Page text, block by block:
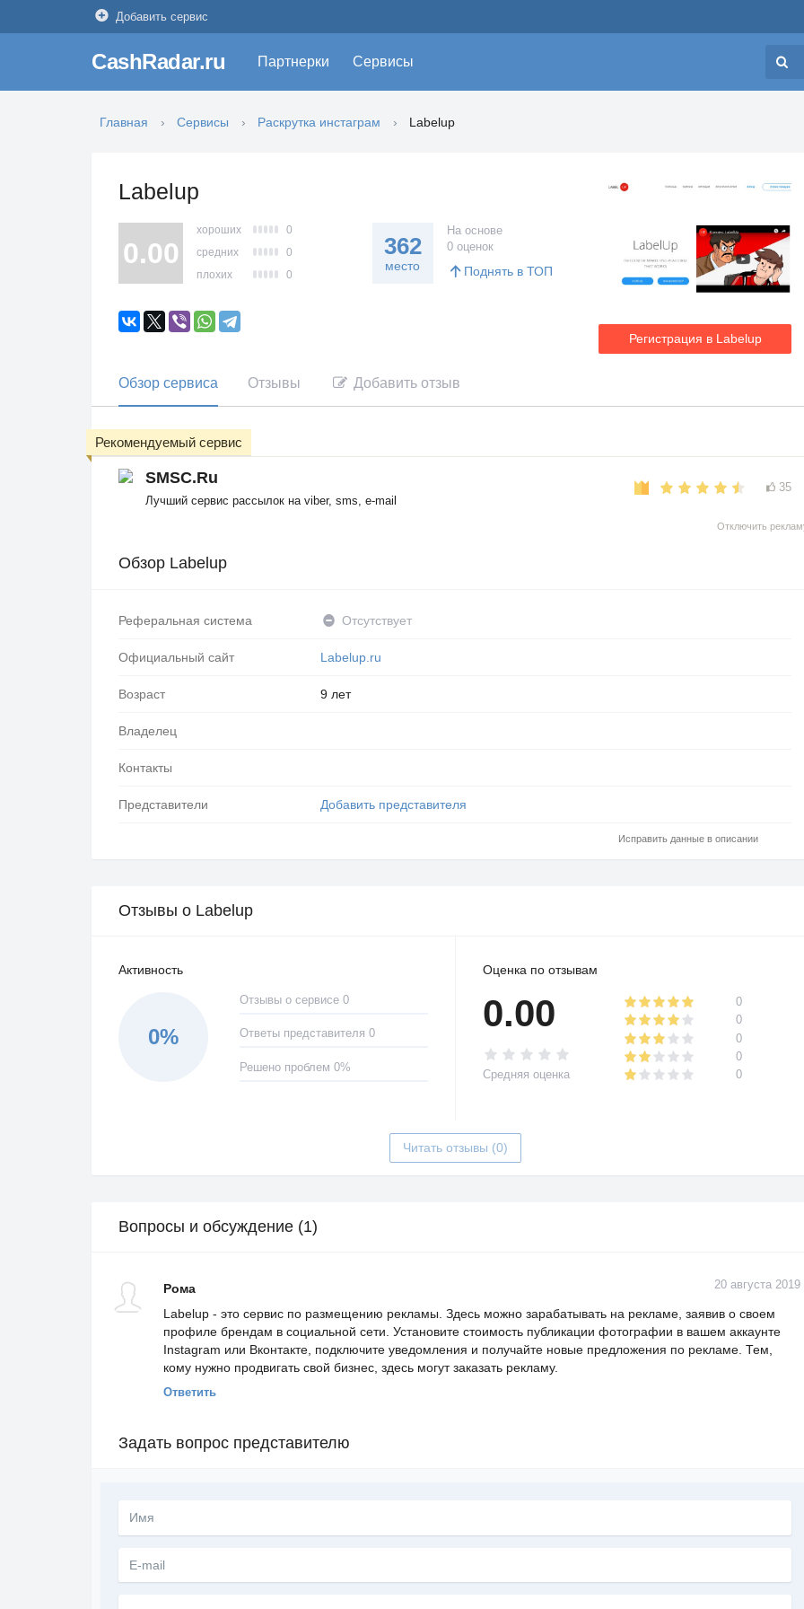
Добавить сервис
CashRadar.ru Партнерки Сервисы
Главная Сервисы Раскрутка инстаграм Labelup
Labelup
Регистрация в Labelup
0.00
хороших
0
средних
0
плохих
0
362
место
На основе
0 оценок
Поднять в ТОП
Обзор сервиса Отзывы Добавить отзыв
SMSC.Ru
Лучший сервис рассылок на viber, sms, e-mail
35
Рекомендуемый сервис
Отключить
Обзор Labelup
Реферальная система Отсутствует
Официальный сайт Labelup.ru
Возраст 9 лет
Владелец
Контакты
Представители Добавить представителя
Исправить данные в описании
Отзывы о Labelup
Активность
0%
Отзывы о сервисе 0
Ответы представителя 0
Решено проблем 0%
Оценка по отзывам
0.00
Средняя оценка
0
0
0
0
0
Читать отзывы (0)
Вопросы и обсуждение (1)
20 августа 2019
Рома
Labelup - это сервис по размещению рекламы. Здесь можно зарабатывать на рекламе, заявив о своем
профиле брендам в социальной сети. Установите стоимость публикации фотографии в вашем аккаунте
Instagram или Вконтакте, подключите уведомления и получайте новые предложения по рекламе. Тем,
кому нужно продвигать свой бизнес, здесь могут заказать рекламу.
Ответить
Задать вопрос представителю